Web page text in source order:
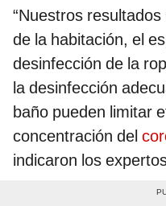
“Nuestros
de la habitación, el
desinfección de la
la desinfección
baño pueden limitar
concentración del
indicaron los